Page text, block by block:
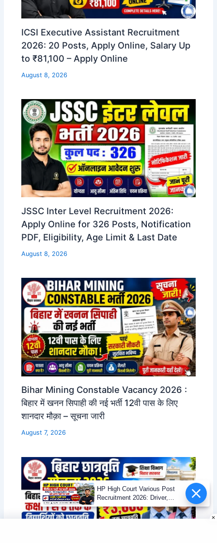
ICSI Executive Assistant Recruitment
2026: 20 Posts, Apply Online, Salary Up
to ₹81,100 – Apply Online
August 8, 2026
JSSC Inter Level Recruitment 2026:
Apply Online for 326 Posts, Notification
PDF, Eligibility, Age Limit & Last Date
August 8, 2026
Bihar Mining Constable Vacancy 2026 :
बिहार में खनन सिपाही की नई भर्ती 12वी पास के लिए
शानदार मौक़ा – सूचना जारी
August 7, 2026
HP High Court Various Post
Recruitment 2026: Driver,
Stenographer, Peon एवं अन्य पदों
पर भर्ती